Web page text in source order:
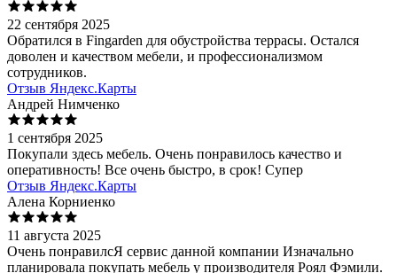
22 сентября 2025
Обратился в Fingarden для обустройства террасы. Остался
доволен и качеством мебели, и профессионализмом
сотрудников.
Отзыв Яндекс.Карты
Андрей Нимченко
1 сентября 2025
Покупали здесь мебель. Очень понравилось качество и
оперативность! Все очень быстро, в срок! Супер
Отзыв Яндекс.Карты
Алена Корниенко
11 августа 2025
Очень понравилсЯ сервис данной компании Изначально
планировала покупать мебель у производителя Роял Фэмили.